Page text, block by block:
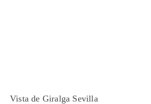
Vista de Giralga Sevilla